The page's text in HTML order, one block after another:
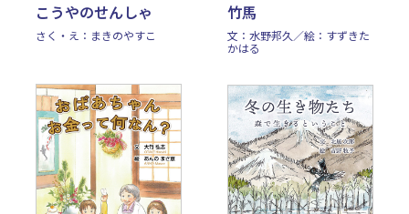
こうやのせんしゃ
さく・え：まきのやすこ
竹馬
文：水野邦久／絵：すずきた
かはる